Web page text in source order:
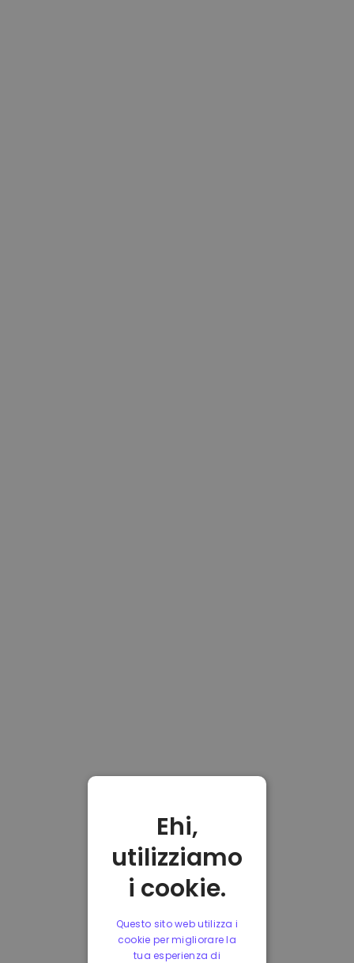
Ehi,
utilizziamo
i cookie.
Questo sito web utilizza i
cookie per migliorare la
tua esperienza di